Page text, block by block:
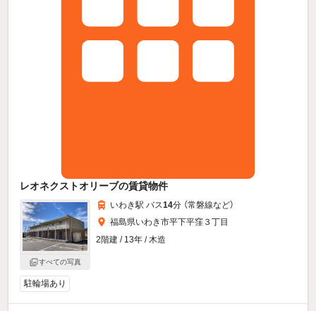
レオネクストオリーブの賃貸物件
すべての写真
いわき駅 バス14分 （常磐線など）
福島県いわき市平下平窪３丁目
2階建 / 13年 / 木造
駐輪場あり